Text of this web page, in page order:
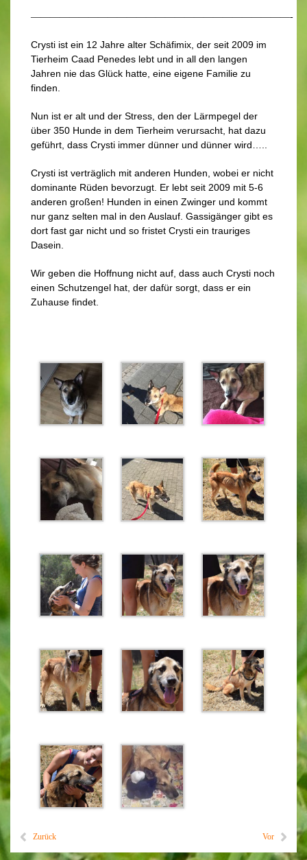
———————————————————————————-
Crysti ist ein 12 Jahre alter Schäfimix, der seit 2009 im
Tierheim Caad Penedes lebt und in all den langen
Jahren nie das Glück hatte, eine eigene Familie zu
finden.
Nun ist er alt und der Stress, den der Lärmpegel der
über 350 Hunde in dem Tierheim verursacht, hat dazu
geführt, dass Crysti immer dünner und dünner wird…..
Crysti ist verträglich mit anderen Hunden, wobei er nicht
dominante Rüden bevorzugt. Er lebt seit 2009 mit 5-6
anderen großen! Hunden in einen Zwinger und kommt
nur ganz selten mal in den Auslauf. Gassigänger gibt es
dort fast gar nicht und so fristet Crysti ein trauriges
Dasein.
Wir geben die Hoffnung nicht auf, dass auch Crysti noch
einen Schutzengel hat, der dafür sorgt, dass er ein
Zuhause findet.
Zurück Vor